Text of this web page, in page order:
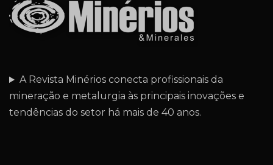
A Revista Minérios conecta profissionais da
mineração e metalurgia às principais inovações e
tendências do setor há mais de 40 anos.